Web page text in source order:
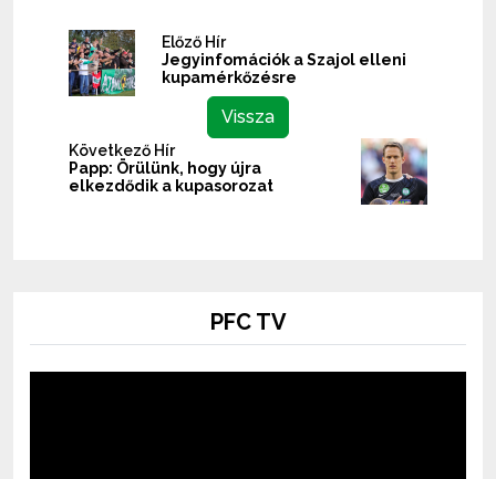
Előző Hír
Jegyinfomációk a Szajol elleni
kupamérkőzésre
Vissza
Következő Hír
Papp: Örülünk, hogy újra
elkezdődik a kupasorozat
PFC TV